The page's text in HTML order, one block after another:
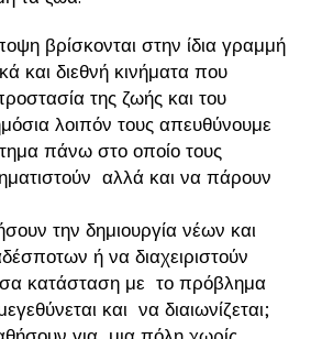
βρίσκονται στην ίδια γραμμή
και διεθνή κινήματα που
της ζωής και του
λοιπόν τους απευθύνουμε
πάνω στο οποίο τους
αλλά και να πάρουν
την δημιουργία νέων και
ή να διαχειριστούν
κατάσταση με το πρόβλημα
και να διαιωνίζεται;